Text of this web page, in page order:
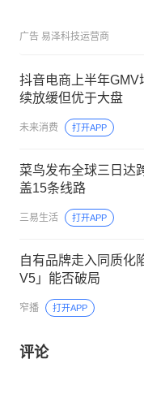
广告 易泽科技运营商
抖音电商上半年GMV
续放缓但优于大盘
未来消费 打开APP
菜鸟发布全球三日达
盖15条线路
三易生活 打开APP
自有品牌走入同质化
V5」能否破局
窄播 打开APP
评论